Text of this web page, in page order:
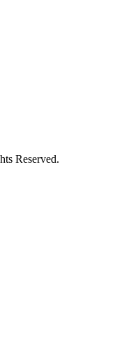
Reserved.